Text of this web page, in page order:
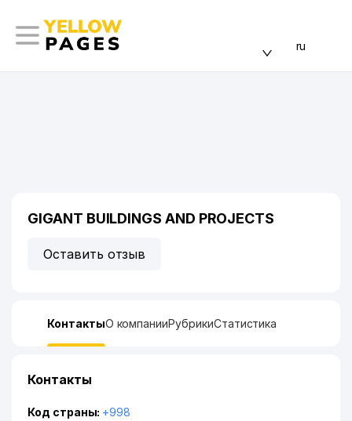
ru
GIGANT BUILDINGS AND PROJECTS
Оставить отзыв
КонтактыО компанииРубрикиСтатистика
Контакты
Код страны: +998